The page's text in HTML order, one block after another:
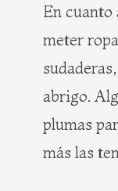
En cuanto
meter
abrigo.
plumas
más las